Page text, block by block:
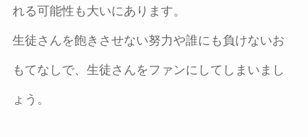
れる可能性も大いにあります。
生徒さんを飽きさせない努力や誰にも負けないお
もてなしで、生徒さんをファンにしてしまいまし
ょう。